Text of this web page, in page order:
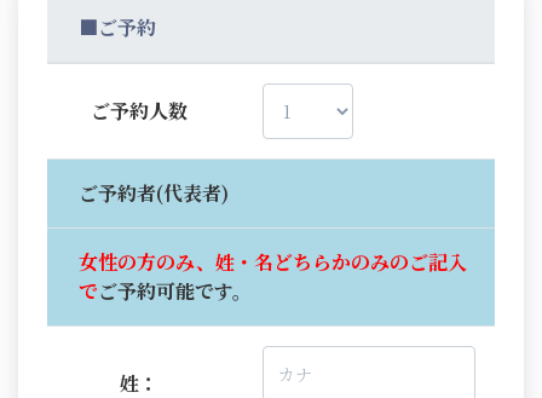
■ご予約
ご予約人数
ご予約者(代表者)
女性の方のみ、姓・名どちらかのみのご記入
でご予約可能です。
姓：